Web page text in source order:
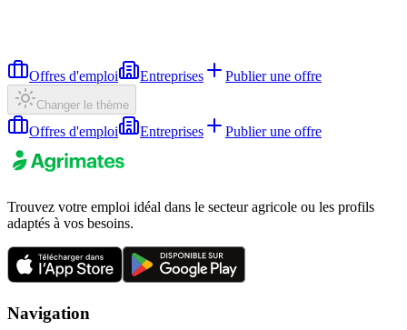
Offres d'emploi Entreprises Publier une offre
Changer le thème
Offres d'emploi Entreprises Publier une offre
Trouvez votre emploi idéal dans le secteur agricole ou les profils
adaptés à vos besoins.
Navigation